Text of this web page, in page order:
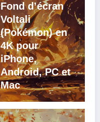
Fond d’écran
Voltali
(Pokémon) en
4K pour
iPhone,
Android, PC et
Mac